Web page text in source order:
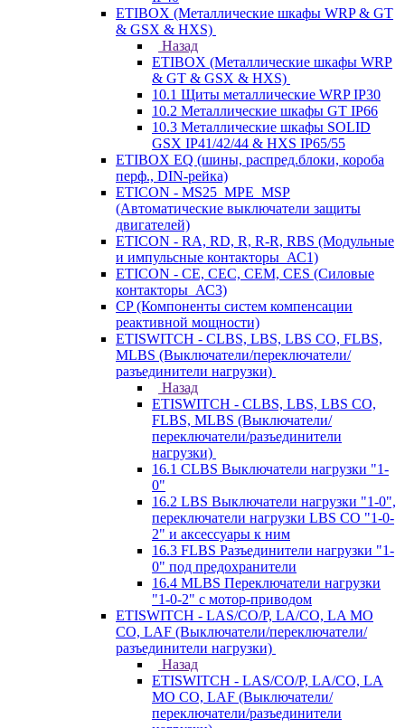
ETIBOX (Металлические шкафы WRP & GT
& GSX & HXS)
Назад
ETIBOX (Металлические шкафы WRP
& GT & GSX & HXS)
10.1 Щиты металлические WRP IP30
10.2 Металлические шкафы GT IP66
10.3 Металлические шкафы SOLID
GSX IP41/42/44 & HXS IP65/55
ETIBOX EQ (шины, распред.блоки, короба
перф., DIN-рейка)
ETICON - MS25_MPE_MSP
(Автоматические выключатели защиты
двигателей)
ETICON - RA, RD, R, R-R, RBS (Модульные
и импульсные контакторы_АС1)
ETICON - CE, CEC, CEM, CES (Силовые
контакторы_АС3)
CP (Компоненты систем компенсации
реактивной мощности)
ETISWITCH - CLBS, LBS, LBS CO, FLBS,
MLBS (Выключатели/переключатели/
разъединители нагрузки)
Назад
ETISWITCH - CLBS, LBS, LBS CO,
FLBS, MLBS (Выключатели/
переключатели/разъединители
нагрузки)
16.1 CLBS Выключатели нагрузки "1-
0"
16.2 LBS Выключатели нагрузки "1-0",
переключатели нагрузки LBS CO "1-0-
2" и аксессуары к ним
16.3 FLBS Разъединители нагрузки "1-
0" под предохранители
16.4 MLBS Переключатели нагрузки
"1-0-2" с мотор-приводом
ETISWITCH - LAS/CO/P, LA/CO, LA MO
CO, LAF (Выключатели/переключатели/
разъединители нагрузки)
Назад
ETISWITCH - LAS/CO/P, LA/CO, LA
MO CO, LAF (Выключатели/
переключатели/разъединители